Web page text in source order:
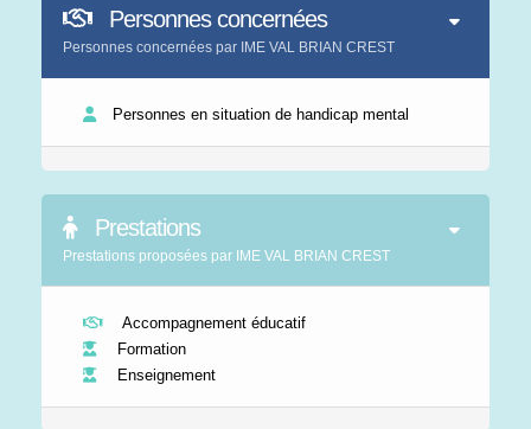
Personnes concernées
Personnes concernées par IME VAL BRIAN CREST
Personnes en situation de handicap mental
Prestations
Prestations proposées par IME VAL BRIAN CREST
Accompagnement éducatif
Formation
Enseignement